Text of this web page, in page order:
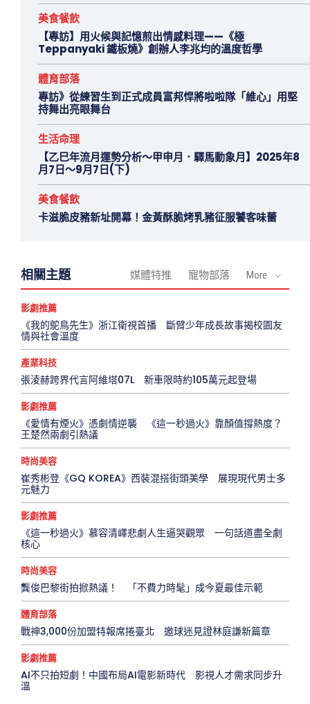
美食餐飲
【專訪】用火候與記憶煎出情感料理——《極
Teppanyaki 鐵板燒》創辦人李兆均的溫度哲學
體育部落
專訪》從練習生到正式成員富邦悍將啦啦隊「維心」用堅
持舞出亮眼舞台
生活命理
【乙巳年流月運勢分析～甲申月．驛馬動象月】2025年8
月7日～9月7日(下)
美食餐飲
卡滋脆皮豬新址開幕！金黃酥脆烤乳豬征服饕客味蕾
相關主題 媒體特推 寵物部落 More
影劇推薦
《我的鴕鳥先生》浙江衛視首播 斷臂少年成長故事揭校園友
情與社會溫度
產業科技
張淩赫跨界代言阿維塔07L 新車限時約105萬元起登場
影劇推薦
《愛情有煙火》憑劇情逆襲 《這一秒過火》靠顏值撐熱度？
王楚然兩劇引熱議
時尚美容
崔秀彬登《GQ KOREA》西裝混搭街頭美學 展現現代男士多
元魅力
影劇推薦
《這一秒過火》慕容清嶧悲劇人生逼哭觀眾 一句話道盡全劇
核心
時尚美容
龔俊巴黎街拍掀熱議！ 「不費力時髦」成今夏最佳示範
體育部落
戰神3,000份加盟特報席捲臺北 邀球迷見證林庭謙新篇章
影劇推薦
AI不只拍短劇！中國布局AI電影新時代 影視人才需求同步升
溫